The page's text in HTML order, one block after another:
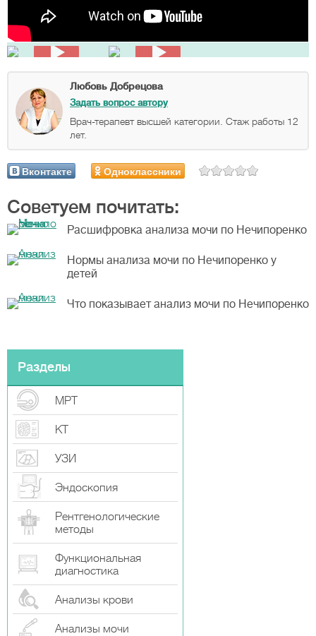
Любовь Добрецова
Задать вопрос автору
Врач-терапевт высшей категории. Стаж работы 12
лет.
Вконтакте Одноклассники
Советуем почитать:
Расшифровка анализа мочи по Нечипоренко
Нормы анализа мочи по Нечипоренко у
детей
Что показывает анализ мочи по Нечипоренко
Разделы
МРТ
КТ
УЗИ
Эндоскопия
Рентгенологические
методы
Функциональная
диагностика
Анализы крови
Анализы мочи